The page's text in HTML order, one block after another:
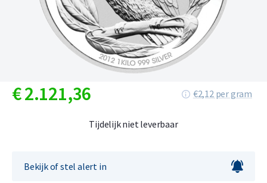
€2.121,36 €2,12 per gram
Tijdelijk niet leverbaar
Bekijk of stel alert in